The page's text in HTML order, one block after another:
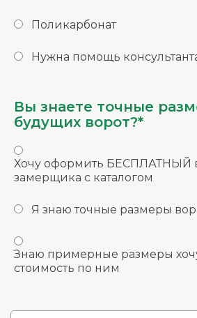
Поликарбонат
Нужна помощь
Вы знаете точные
будущих ворот?*
Хочу оформить БЕСПЛАТНЫЙ
замерщика с каталогом
Я знаю точные размеры
Знаю примерные размеры
стоимость по ним